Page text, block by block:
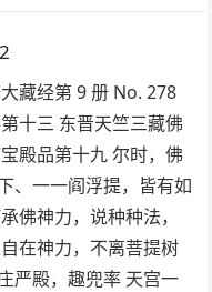
藏经第 9 册 No. 278
十三 东晋天竺三藏佛
殿品第十九 尔时，佛
、一一阎浮提，皆有如
佛神力，说种种法，
在神力，不离菩提树
严殿，趣兜率 天宫一